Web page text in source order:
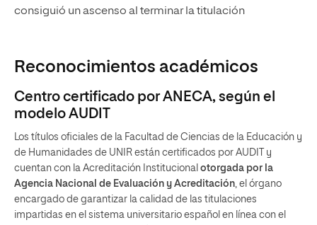
consiguió un ascenso al terminar la titulación
Reconocimientos académicos
Centro certificado por ANECA, según el
modelo AUDIT
Los títulos oficiales de la Facultad de Ciencias de la Educación y
de Humanidades de UNIR están certificados por AUDIT y
cuentan con la Acreditación Institucional otorgada por la
Agencia Nacional de Evaluación y Acreditación, el órgano
encargado de garantizar la calidad de las titulaciones
impartidas en el sistema universitario español en línea con el